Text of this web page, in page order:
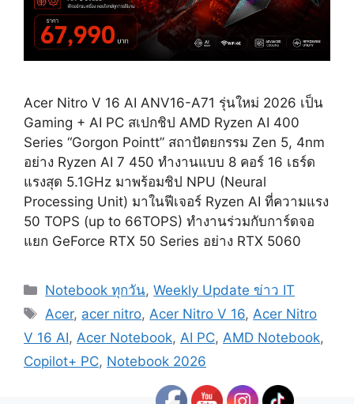
Acer Nitro V 16 AI ANV16-A71 รุ่นใหม่ 2026 เป็น
Gaming + AI PC สเปกชิป AMD Ryzen AI 400
Series “Gorgon Pointt” สถาปัตยกรรม Zen 5, 4nm
อย่าง Ryzen AI 7 450 ทำงานแบบ 8 คอร์ 16 เธร์ด
แรงสุด 5.1GHz มาพร้อมชิป NPU (Neural
Processing Unit) มาในฟีเจอร์ Ryzen AI ที่ความแรง
50 TOPS (up to 66TOPS) ทำงานร่วมกับการ์ดจอ
แยก GeForce RTX 50 Series อย่าง RTX 5060
Categories
Notebook ทุกวัน,Weekly Update ข่าว IT
Tags
Acer, acer nitro, Acer Nitro V 16, Acer Nitro
V 16 AI, Acer Notebook, AI PC, AMD Notebook,
Copilot+ PC, Notebook 2026